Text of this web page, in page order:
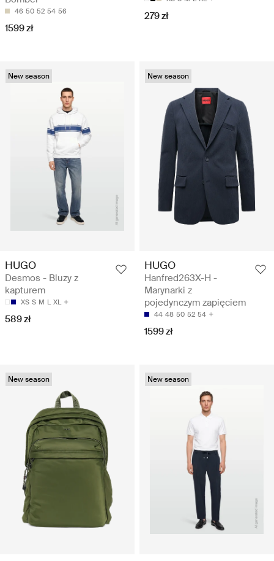
46 50 52 54 56
1599 zł
279 zł
New season
HUGO
Desmos - Bluzy z
kapturem
XS S M L XL
589 zł
New season
HUGO
Hanfred263X-H -
Marynarki z
pojedynczym zapięciem
44 48 50 52 54
1599 zł
New season New season